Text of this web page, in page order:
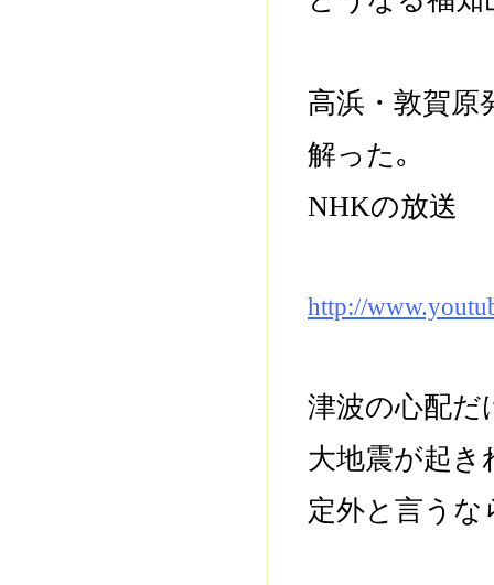
高浜・敦賀原
解った｡
NHKの放送
http://
津波の心配だ
大地震が起き
定外と言う